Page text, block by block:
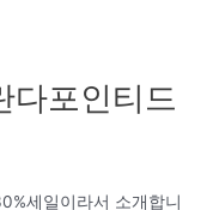
포인티드
세일이라서 소개합니